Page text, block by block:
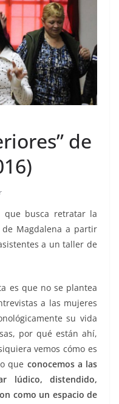
de
que busca retratar la
Magdalena a partir
a un taller de
es que no se plantea
a las mujeres
su vida
por qué están ahí,
vemos cómo es
que conocemos a las
lúdico, distendido,
como un espacio de